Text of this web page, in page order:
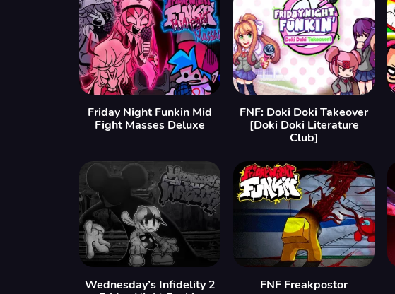
Friday Night Funkin Mid
Fight Masses Deluxe
FNF: Doki Doki Takeover
[Doki Doki Literature
Club]
Wednesday’s Infidelity 2
FNF Freakpostor